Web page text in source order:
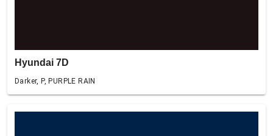
Hyundai 7D
Darker, P, PURPLE RAIN